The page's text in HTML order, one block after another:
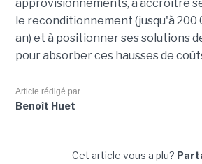
approvisionnements, à accroître
le reconditionnement (jusqu'à 200
an) et à positionner ses solutions
pour absorber ces hausses de
Article rédigé par
Benoît Huet
Cet article vous a plu?